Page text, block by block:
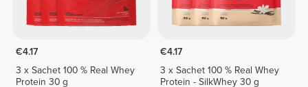
€4.17
3 x Sachet 100 % Real Whey
Protein 30 g
€4.17
3 x Sachet 100 % Real Whey
Protein - SilkWhey 30 g